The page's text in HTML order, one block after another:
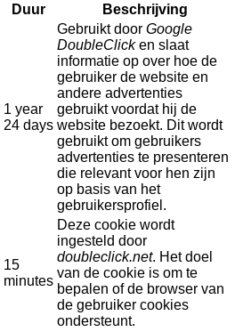
Duur Beschrijving
1 year
24 days
Gebruikt door Google
DoubleClicken slaat
informatie op over hoe de
gebruiker de website en
andere advertenties
gebruikt voordat hij de
website bezoekt. Dit wordt
gebruikt om gebruikers
advertenties te presenteren
die relevant voor hen zijn
op basis van het
gebruikersprofiel.
15
minutes
Deze cookie wordt
ingesteld door
doubleclick.net. Het doel
van de cookie is om te
bepalen of de browser van
de gebruiker cookies
ondersteunt.